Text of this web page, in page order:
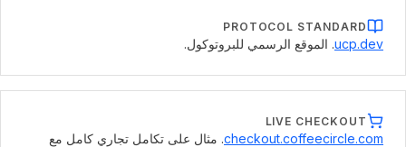
PROTOCOL STANDARD
ucp.dev. الموقع الرسمي للبروتوكول.
LIVE CHECKOUT
checkout.coffeecircle.com. مثال على تكامل تجاري كامل مع